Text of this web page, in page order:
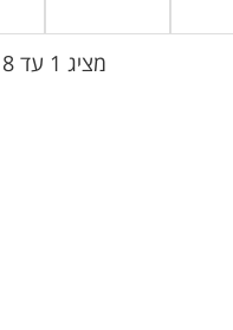
מציג 1 עד 8 מתוך 8 תוצאות